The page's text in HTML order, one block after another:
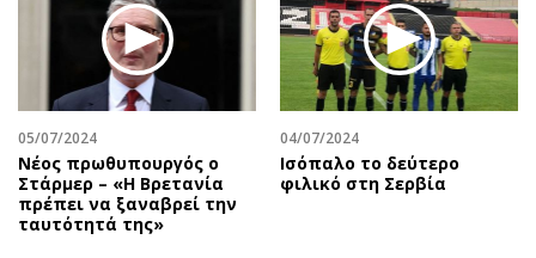
05/07/2024
Νέος πρωθυπουργός ο
Στάρμερ – «Η Βρετανία
πρέπει να ξαναβρεί την
ταυτότητά της»
04/07/2024
Ισόπαλο το δεύτερο
φιλικό στη Σερβία